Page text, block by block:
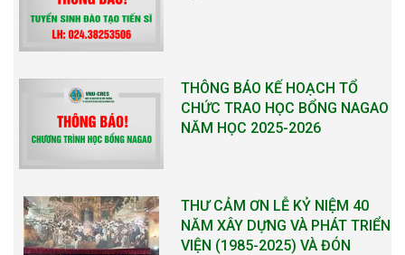
THÔNG BÁO KẾ HOẠCH TỔ
CHỨC TRAO HỌC BỔNG NAGAO
NĂM HỌC 2025-2026
THƯ CẢM ƠN LỄ KỶ NIỆM 40
NĂM XÂY DỰNG VÀ PHÁT TRIỂN
VIỆN (1985-2025) VÀ ĐÓN